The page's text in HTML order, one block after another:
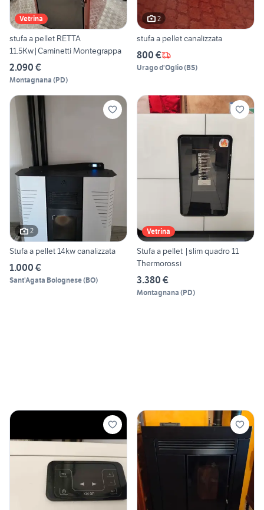
Vetrina
stufa a pellet RETTA
11.5Kw|Caminetti Montegrappa
2.090 €
Montagnana (PD)
2
stufa a pellet canalizzata
800 €
Urago d'Oglio(BS)
2
Stufa a pellet 14kw canalizzata
1.000 €
Sant'Agata Bolognese(BO)
Vetrina
Stufa a pellet |slim quadro 11
Thermorossi
3.380 €
Montagnana (PD)